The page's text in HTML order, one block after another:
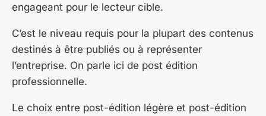
engageant pour le lecteur cible.
C’est le niveau requis pour la plupart des contenus
destinés à être publiés ou à représenter
l’entreprise. On parle ici de post édition
professionnelle.
Le choix entre post-édition légère et post-édition